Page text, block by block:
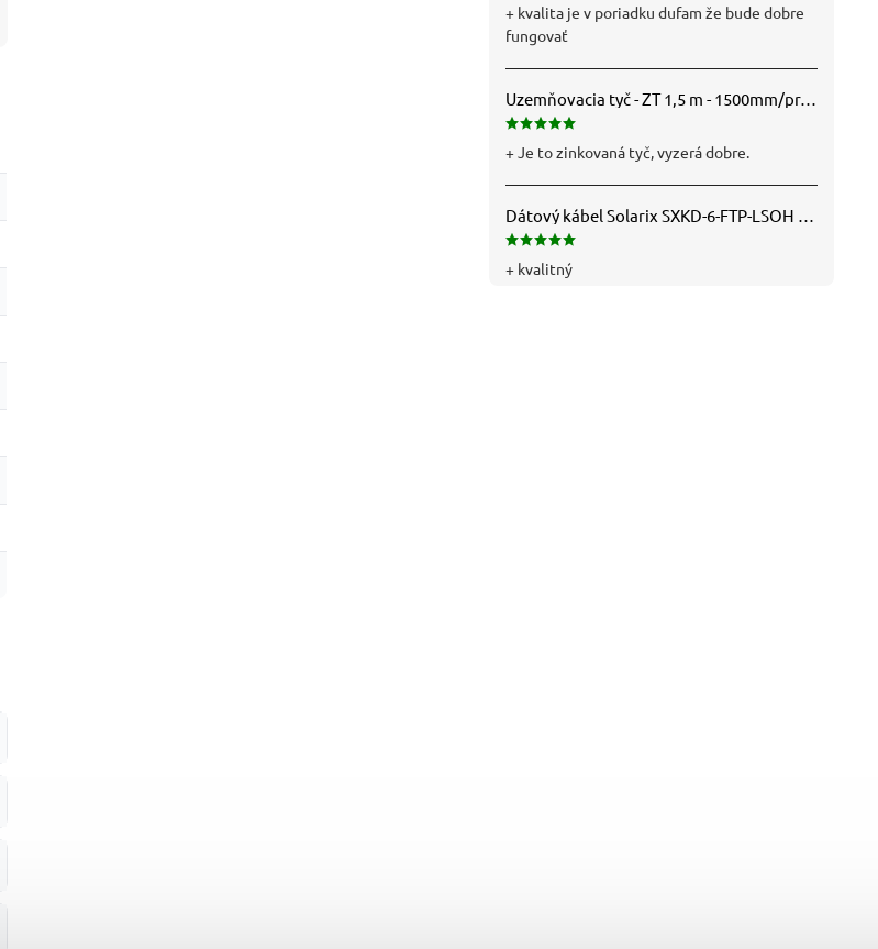
+ kvalita je v poriadku dufam že bude dobre
fungovať
Uzemňovacia tyč - ZT 1,5 m - 1500mm/pr.25mm - Fe/Zn - f712112
+ Je to zinkovaná tyč, vyzerá dobre.
+ kvalitný